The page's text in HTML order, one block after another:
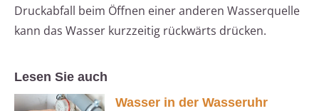
Druckabfall beim Öffnen einer anderen Wasserquelle
kann das Wasser kurzzeitig rückwärts drücken.
Lesen Sie auch
Wasser in der Wasseruhr